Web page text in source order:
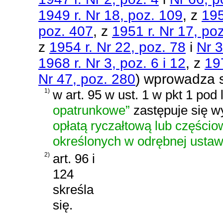
1949 r. Nr 18, poz. 109, z
poz. 407, z 1951 r. Nr 17,
z 1954 r. Nr 22, poz. 78 i Nr
1968 r. Nr 3, poz. 6 i 12, z
Nr 47, poz. 280) wprowadza
1) w art. 95 w ust. 1 w pkt 1
opatrunkowe” zastępuje się
opłatą ryczałtową lub
określonych w odrębnej
2) art. 96 i
124
skreśla
się.